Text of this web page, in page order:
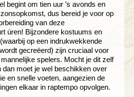
begint om tien uur ’s avonds en
dus bereid je voor op
van deze
úren! Bijzondere kostuums en
op een indrukwekkende
gecreëerd) zijn cruciaal voor
spelers. Mocht je dit zelf
dan moet je wel beschikken over
en snelle voeten, aangezien de
elkaar in raptempo opvolgen.